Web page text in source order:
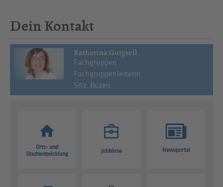
Dein Kontakt
Katharina Gutgsell
Fachgruppen
Fachgruppenleiterin
Sitz: Bozen
Orts- und
Stadtentwicklung
Jobbörse Newsportal